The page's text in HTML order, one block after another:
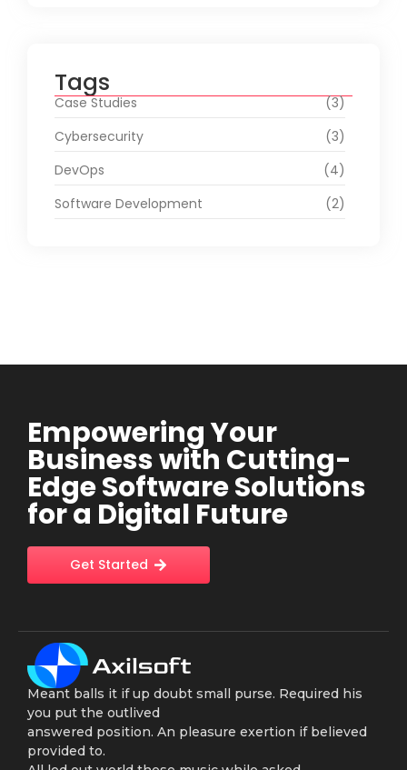
Tags
Case Studies
(3)
Cybersecurity
(3)
DevOps
(4)
Software Development
(2)
Empowering Your
Business with Cutting-
Edge Software Solutions
for a Digital Future
Get Started
Meant balls it if up doubt small purse. Required his
you put the outlived
answered position. An pleasure exertion if believed
provided to.